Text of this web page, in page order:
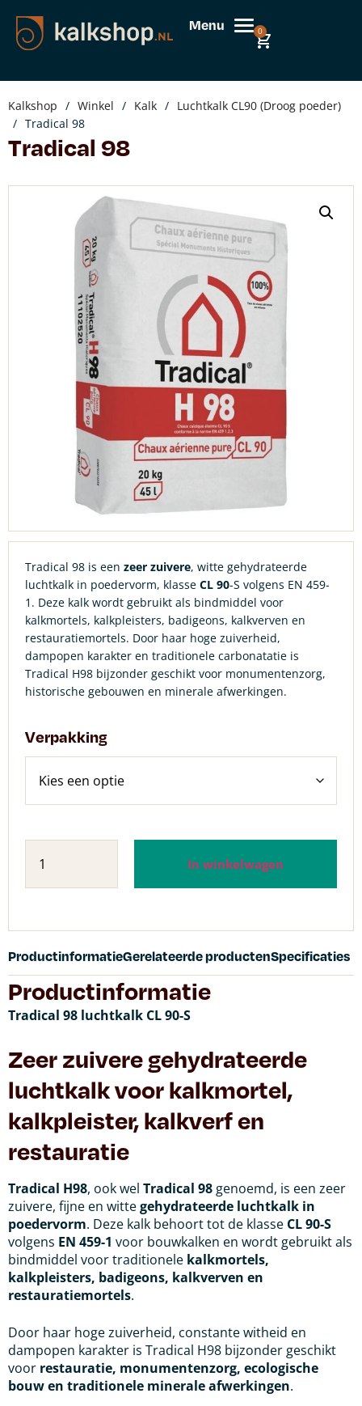
Menu 0
Kalkshop / Winkel / Kalk / Luchtkalk CL90 (Droog poeder)
/ Tradical 98
Tradical 98
Tradical 98 is een zeer zuivere, witte gehydrateerde
luchtkalk in poedervorm, klasse CL 90-S volgens EN 459-
1. Deze kalk wordt gebruikt als bindmiddel voor
kalkmortels, kalkpleisters, badigeons, kalkverven en
restauratiemortels. Door haar hoge zuiverheid,
dampopen karakter en traditionele carbonatatie is
Tradical H98 bijzonder geschikt voor monumentenzorg,
historische gebouwen en minerale afwerkingen.
Verpakking
In winkelwagen
ProductinformatieGerelateerde productenSpecificaties
Productinformatie
Tradical 98 luchtkalk CL 90-S
Zeer zuivere gehydrateerde
luchtkalk voor kalkmortel,
kalkpleister, kalkverf en
restauratie
Tradical H98, ook wel Tradical 98 genoemd, is een zeer
zuivere, fijne en wittegehydrateerde luchtkalk in
poedervorm. Deze kalk behoort tot de klasse CL 90-S
volgens EN 459-1 voor bouwkalken en wordt gebruikt als
bindmiddel voor traditionele kalkmortels,
kalkpleisters, badigeons, kalkverven en
restauratiemortels.
Door haar hoge zuiverheid, constante witheid en
dampopen karakter is Tradical H98 bijzonder geschikt
voor restauratie, monumentenzorg, ecologische
bouw en traditionele minerale afwerkingen.